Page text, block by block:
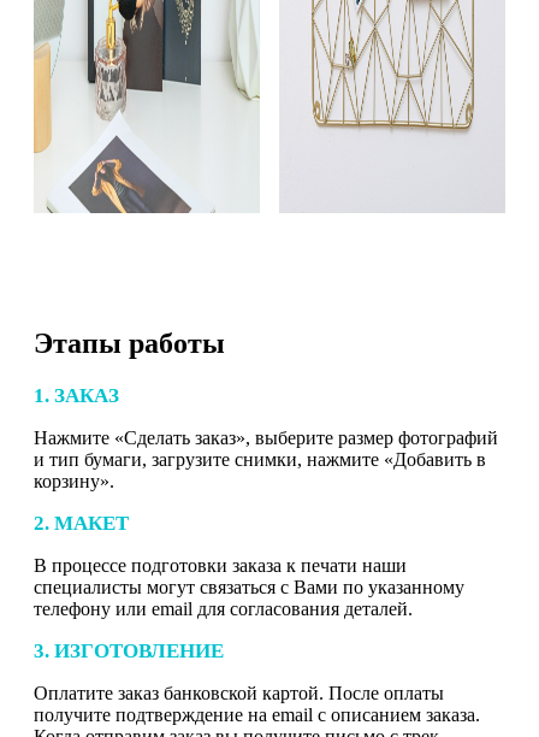
Этапы работы
1. ЗАКАЗ
Нажмите «Сделать заказ», выберите размер фотографий
и тип бумаги, загрузите снимки, нажмите «Добавить в
корзину».
2. МАКЕТ
В процессе подготовки заказа к печати наши
специалисты могут связаться с Вами по указанному
телефону или email для согласования деталей.
3. ИЗГОТОВЛЕНИЕ
Оплатите заказ банковской картой. После оплаты
получите подтверждение на email с описанием заказа.